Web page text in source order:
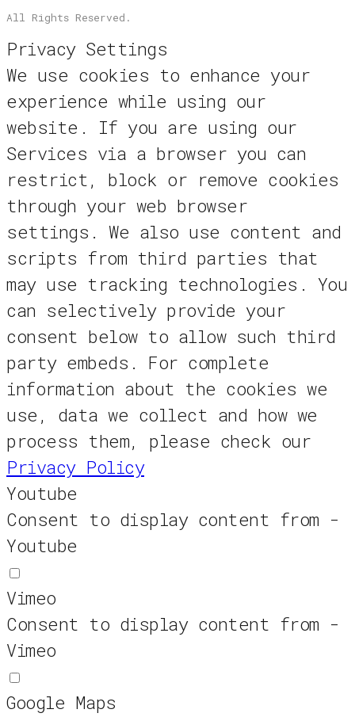
All Rights Reserved.
Privacy Settings
We use cookies to enhance your
experience while using our
website. If you are using our
Services via a browser you can
restrict, block or remove cookies
through your web browser
settings. We also use content and
scripts from third parties that
may use tracking technologies. You
can selectively provide your
consent below to allow such third
party embeds. For complete
information about the cookies we
use, data we collect and how we
process them, please check our
Privacy Policy
Youtube
Consent to display content from -
Youtube
Vimeo
Consent to display content from -
Vimeo
Google Maps